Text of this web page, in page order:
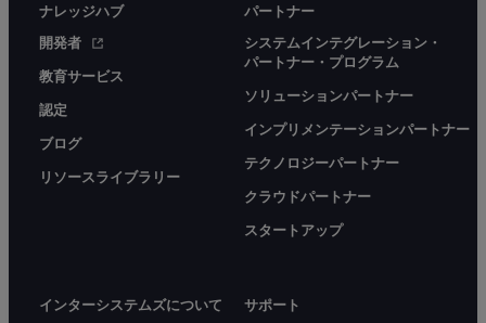
ナレッジハブ
開発者
教育サービス
認定
ブログ
リソースライブラリー
パートナー
システムインテグレーション・
パートナー・プログラム
ソリューションパートナー
インプリメンテーションパートナー
テクノロジーパートナー
クラウドパートナー
スタートアップ
インターシステムズについて
サポート